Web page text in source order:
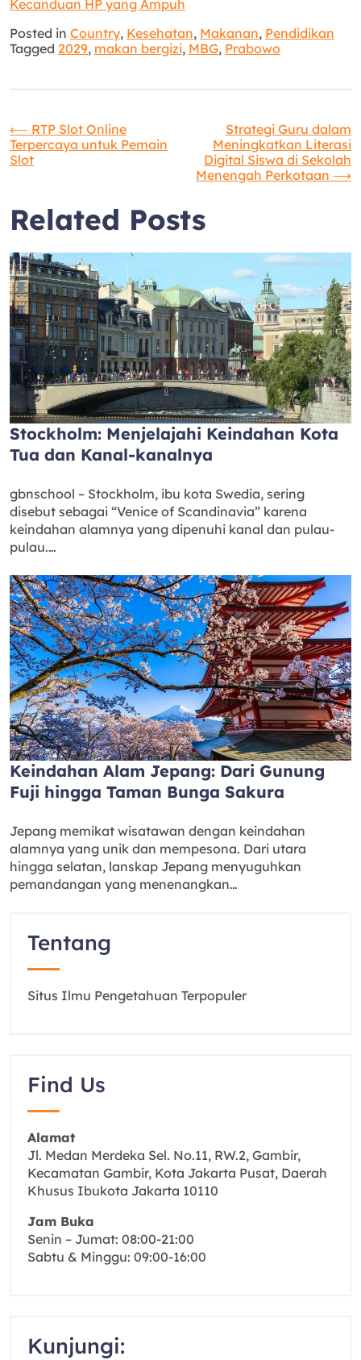
Kecanduan HP yang Ampuh
Posted in Country, Kesehatan, Makanan, Pendidikan
Tagged 2029, makan bergizi, MBG, Prabowo
Navigasi
pos
⟵ RTP Slot Online
Terpercaya untuk Pemain
Slot
Strategi Guru dalam
Meningkatkan Literasi
Digital Siswa di Sekolah
Menengah Perkotaan ⟶
Related Posts
Stockholm: Menjelajahi Keindahan Kota
Tua dan Kanal-kanalnya
gbnschool – Stockholm, ibu kota Swedia, sering
disebut sebagai “Venice of Scandinavia” karena
keindahan alamnya yang dipenuhi kanal dan pulau-
pulau.…
Keindahan Alam Jepang: Dari Gunung
Fuji hingga Taman Bunga Sakura
Jepang memikat wisatawan dengan keindahan
alamnya yang unik dan mempesona. Dari utara
hingga selatan, lanskap Jepang menyuguhkan
pemandangan yang menenangkan…
Tentang
Situs Ilmu Pengetahuan Terpopuler
Find Us
Alamat
Jl. Medan Merdeka Sel. No.11, RW.2, Gambir,
Kecamatan Gambir, Kota Jakarta Pusat, Daerah
Khusus Ibukota Jakarta 10110
Jam Buka
Senin – Jumat: 08:00-21:00
Sabtu & Minggu: 09:00-16:00
Kunjungi: